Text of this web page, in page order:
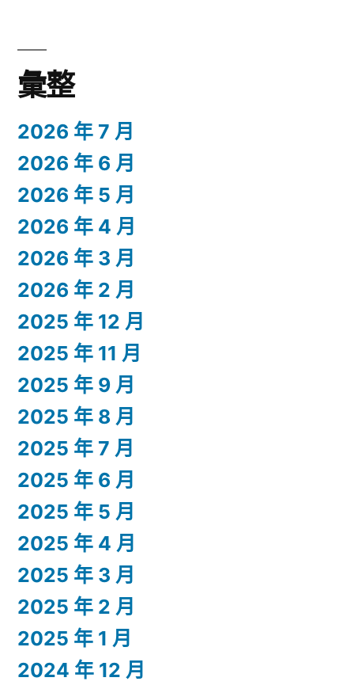
彙整
2026 年 7 月
2026 年 6 月
2026 年 5 月
2026 年 4 月
2026 年 3 月
2026 年 2 月
2025 年 12 月
2025 年 11 月
2025 年 9 月
2025 年 8 月
2025 年 7 月
2025 年 6 月
2025 年 5 月
2025 年 4 月
2025 年 3 月
2025 年 2 月
2025 年 1 月
2024 年 12 月